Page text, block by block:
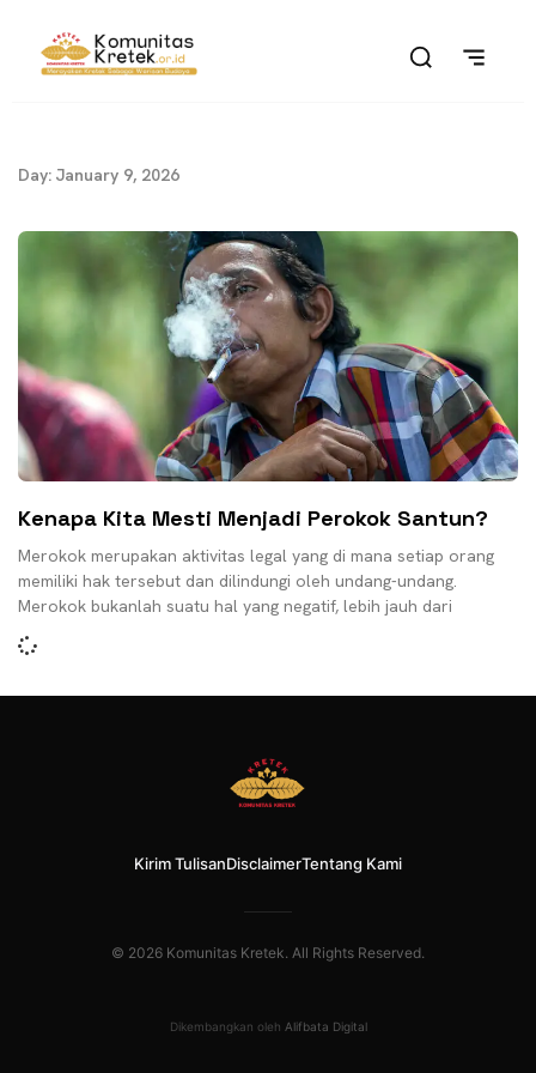
Day: January 9, 2026
​​Kenapa Kita Mesti Menjadi Perokok Santun?
Merokok merupakan aktivitas legal yang di mana setiap orang
memiliki hak tersebut dan dilindungi oleh undang-undang.
Merokok bukanlah suatu hal yang negatif, lebih jauh dari
Kirim TulisanDisclaimerTentang Kami
© 2026 Komunitas Kretek. All Rights Reserved.
Dikembangkan oleh Alifbata Digital